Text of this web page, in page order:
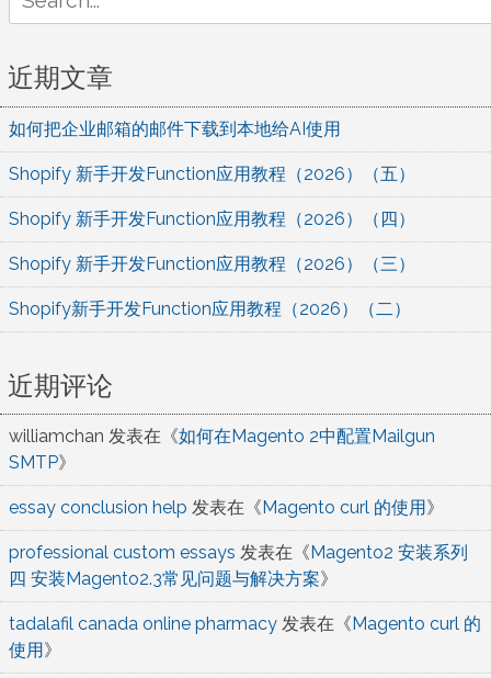
for:
近期文章
如何把企业邮箱的邮件下载到本地给AI使用
Shopify 新手开发Function应用教程（2026）（五）
Shopify 新手开发Function应用教程（2026）（四）
Shopify 新手开发Function应用教程（2026）（三）
Shopify新手开发Function应用教程（2026）（二）
近期评论
williamchan 发表在《如何在Magento 2中配置Mailgun
SMTP》
essay conclusion help 发表在《Magento curl 的使用》
professional custom essays 发表在《Magento2 安装系列
四 安装Magento2.3常见问题与解决方案》
tadalafil canada online pharmacy 发表在《Magento curl 的
使用》